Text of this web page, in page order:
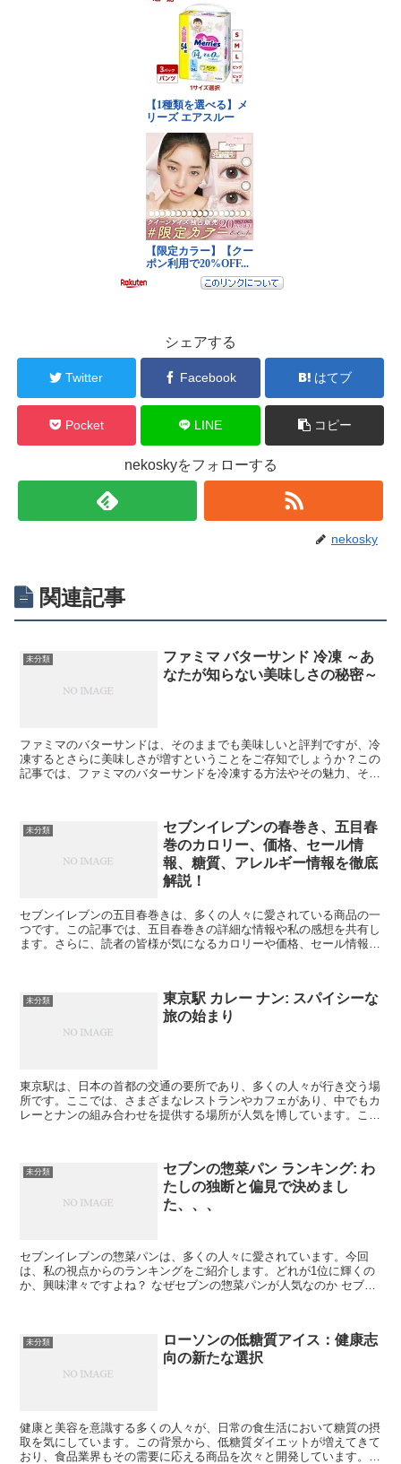
シェアする
Twitter Facebook はてブ
Pocket LINE コピー
nekoskyをフォローする
nekosky
関連記事
未分類
ファミマ バターサンド 冷凍 ～あ
なたが知らない美味しさの秘密～
ファミマのバターサンドは、そのままでも美味しいと評判ですが、冷
凍するとさらに美味しさが増すということをご存知でしょうか？この
記事では、ファミマのバターサンドを冷凍する方法やその魅力、そし
未分類
セブンイレブンの春巻き、五目春
巻のカロリー、価格、セール情
報、糖質、アレルギー情報を徹底
解説！
セブンイレブンの五目春巻きは、多くの人々に愛されている商品の一
つです。この記事では、五目春巻きの詳細な情報や私の感想を共有し
ます。さらに、読者の皆様が気になるカロリーや価格、セール情報な
未分類
東京駅 カレー ナン: スパイシーな
旅の始まり
東京駅は、日本の首都の交通の要所であり、多くの人々が行き交う場
所です。ここでは、さまざまなレストランやカフェがあり、中でもカ
レーとナンの組み合わせを提供する場所が人気を博しています。この
未分類
セブンの惣菜パン ランキング: わ
たしの独断と偏見で決めまし
た、、、
セブンイレブンの惣菜パンは、多くの人々に愛されています。今回
は、私の視点からのランキングをご紹介します。どれが1位に輝くの
か、興味津々ですよね？ なぜセブンの惣菜パンが人気なのか セブン
未分類
ローソンの低糖質アイス：健康志
向の新たな選択
健康と美容を意識する多くの人々が、日常の食生活において糖質の摂
取を気にしています。この背景から、低糖質ダイエットが増えてきて
おり、食品業界もその需要に応える商品を次々と開発しています。中